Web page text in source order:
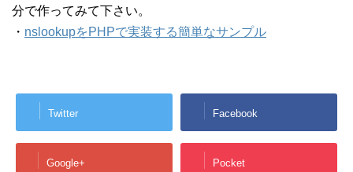
分で作ってみて下さい。
・ nslookupをPHPで実装する簡単なサンプル
Twitter Facebook
Google+ Pocket